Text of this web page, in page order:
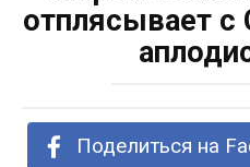
отплясывает
Поделиться на